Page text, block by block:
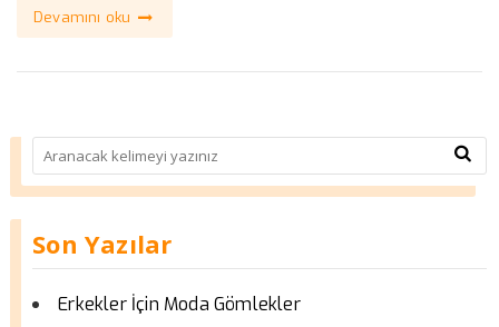
Devamını oku
Son Yazılar
Erkekler İçin Moda Gömlekler